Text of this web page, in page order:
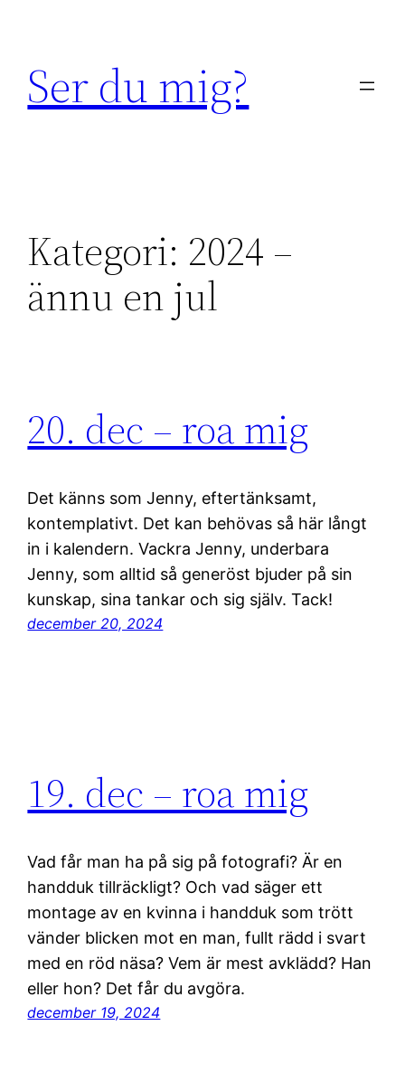
innehåll
Ser du mig?
Kategori: 2024 –
ännu en jul
20. dec – roa mig
Det känns som Jenny, eftertänksamt,
kontemplativt. Det kan behövas så här långt
in i kalendern. Vackra Jenny, underbara
Jenny, som alltid så generöst bjuder på sin
kunskap, sina tankar och sig själv. Tack!
december 20, 2024
19. dec – roa mig
Vad får man ha på sig på fotografi? Är en
handduk tillräckligt? Och vad säger ett
montage av en kvinna i handduk som trött
vänder blicken mot en man, fullt rädd i svart
med en röd näsa? Vem är mest avklädd? Han
eller hon? Det får du avgöra.
december 19, 2024